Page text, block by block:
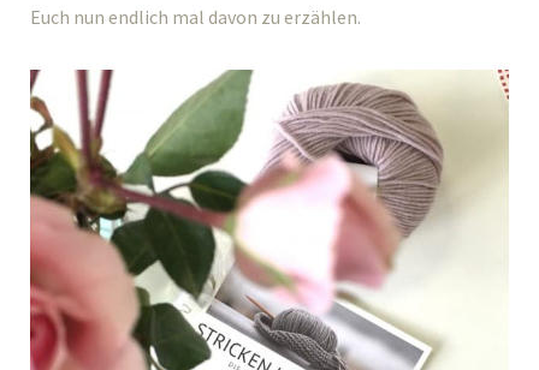
Euch nun endlich mal davon zu erzählen.